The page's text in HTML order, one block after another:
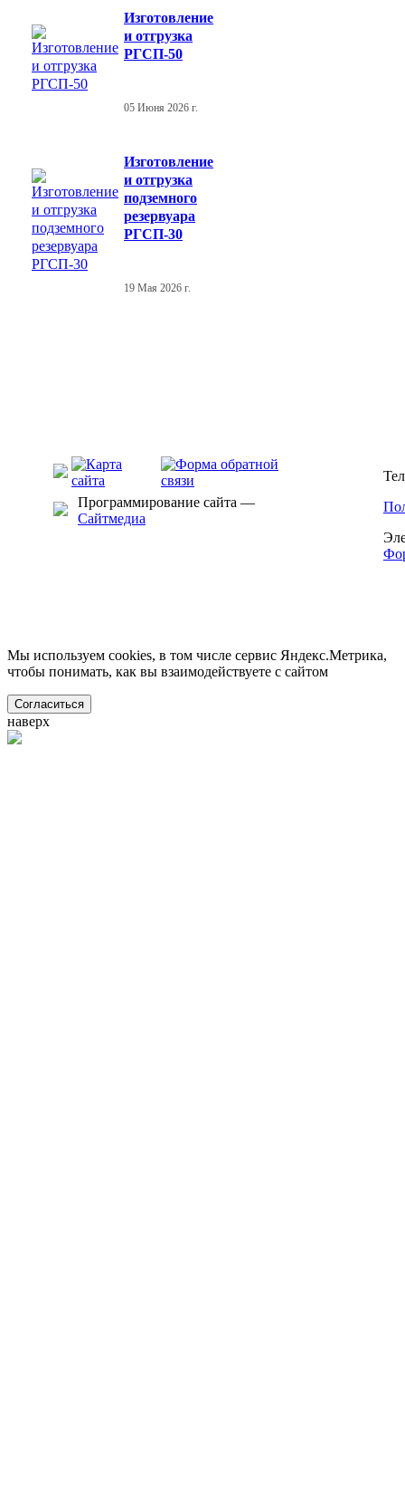
Изготовление
и отгрузка
РГСП-50
05 Июня 2026 г.
Изготовление
и отгрузка
подземного
резервуара
РГСП-30
19 Мая 2026 г.
Программирование сайта —
Сайтмедиа
Мы используем cookies, в том числе сервис Яндекс.Метрика,
чтобы понимать, как вы взаимодействуете с сайтом
Согласиться
наверх